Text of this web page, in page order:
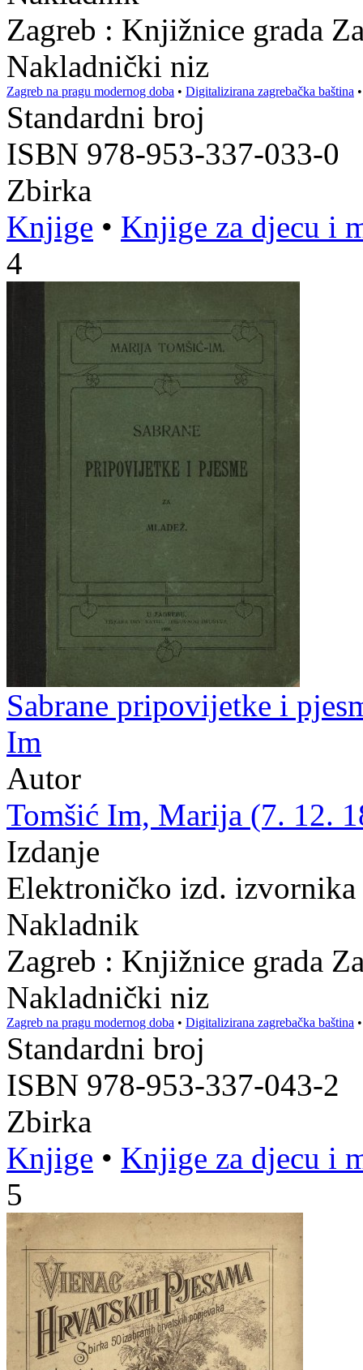
Zagreb : Knjižnice grada
Nakladnički niz
Zagreb na pragu modernog doba • Digitalizirana zagrebačka baština
Standardni broj
ISBN 978-953-337-033-0
Zbirka
Knjige • Knjige za djecu i
4
Sabrane pripovijetke i
Im
Autor
Tomšić Im, Marija (7. 12.
Izdanje
Elektroničko izd.
Nakladnik
Zagreb : Knjižnice grada
Nakladnički niz
Zagreb na pragu modernog doba • Digitalizirana zagrebačka baština
Standardni broj
ISBN 978-953-337-043-2
Zbirka
Knjige • Knjige za djecu i
5